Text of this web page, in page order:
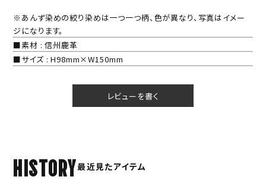
※あんず染めの絞り染めは一つ一つ柄、色が異なり、写真はイメー
ジになります。
■素材 : 信州鹿革
■サイズ : H98mm×W150mm
レビューを書く
HISTORY最近見たアイテム